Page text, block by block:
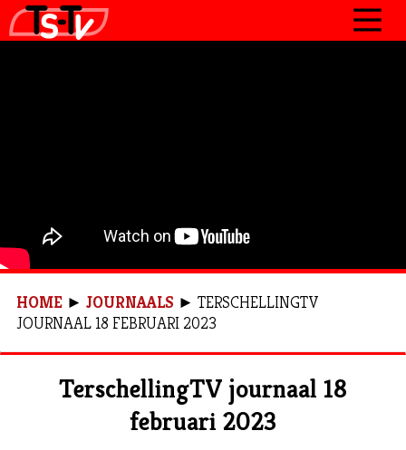
CONTACT
HOME► JOURNAALS ► TERSCHELLINGTV
JOURNAAL 18 FEBRUARI 2023
TerschellingTV journaal 18
februari 2023